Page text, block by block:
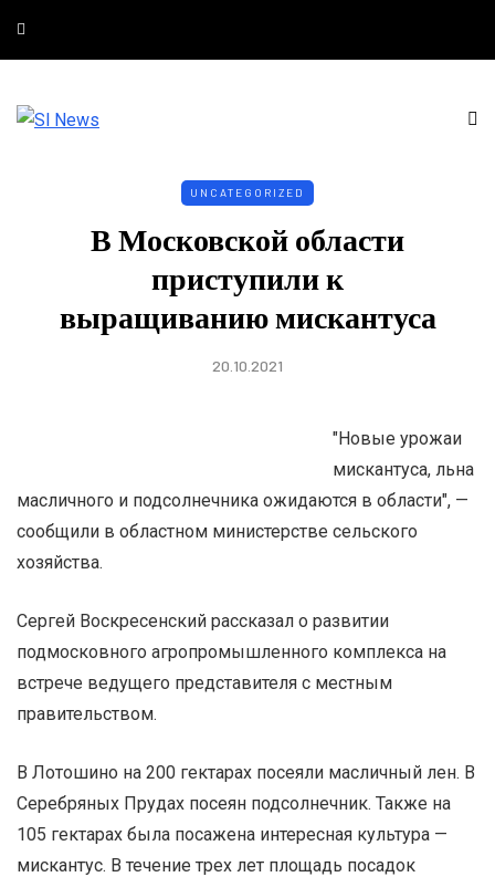
UNCATEGORIZED
В Московской области
приступили к
выращиванию мискантуса
20.10.2021
"Новые урожаи
мискантуса, льна
масличного и подсолнечника ожидаются в области", —
сообщили в областном министерстве сельского
хозяйства.
Сергей Воскресенский рассказал о развитии
подмосковного агропромышленного комплекса на
встрече ведущего представителя с местным
правительством.
В Лотошино на 200 гектарах посеяли масличный лен. В
Серебряных Прудах посеян подсолнечник. Также на
105 гектарах была посажена интересная культура —
мискантус. В течение трех лет площадь посадок